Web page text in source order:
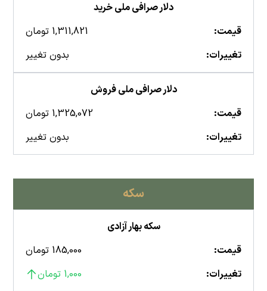
دلار صرافی ملی خرید
قیمت:
1,311,821 تومان
تغییرات:
بدون تغییر
دلار صرافی ملی فروش
قیمت:
1,325,072 تومان
تغییرات:
بدون تغییر
سکه
سکه بهار آزادی
قیمت:
185,000 تومان
تغییرات:
1,000 تومان